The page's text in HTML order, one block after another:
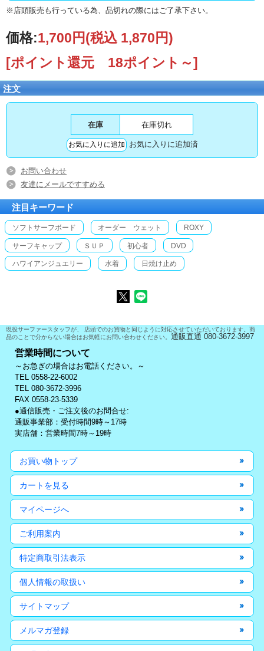
※店頭販売も行っている為、品切れの際にはご了承下さい。
価格:1,700円(税込 1,870円)
[ポイント還元 18ポイント～]
注文
在庫 在庫切れ
お気に入りに追加済
お問い合わせ
友達にメールですすめる
注目キーワード
ソフトサーフボード オーダー ウェット ROXY
サーフキャップ ＳＵＰ 初心者 DVD
ハワイアンジュエリー 水着 日焼け止め
現役サーファースタッフが、 店頭でのお買物と同じように対応させていただいております。商
品のことで分からない場合はお気軽にお問い合わせください。 通販直通 080-3672-3997
営業時間について
～お急ぎの場合はお電話ください。～
TEL 0558-22-6002
TEL 080-3672-3996
FAX 0558-23-5339
●通信販売・ご注文後のお問合せ:
通販事業部：受付時間9時～17時
実店舗：営業時間7時～19時
お買い物トップ
カートを見る
マイページへ
ご利用案内
特定商取引法表示
個人情報の取扱い
サイトマップ
メルマガ登録